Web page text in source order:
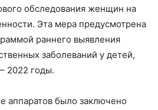
обследования женщин на
Эта мера предусмотрена
раннего выявления
заболеваний у детей,
2022 годы.
аппаратов было заключено